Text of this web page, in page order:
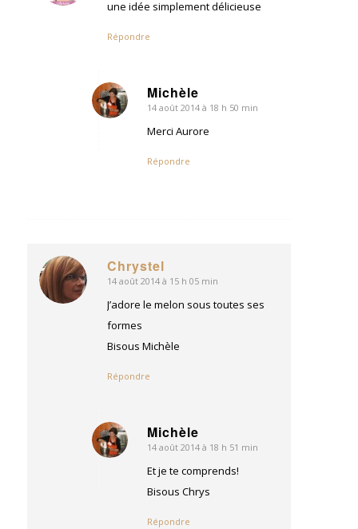
une idée simplement délicieuse
Répondre
Michèle
dit
14 août 2014 à 18 h 50 min
Merci Aurore
Répondre
Chrystel
dit
:
14 août 2014 à 15 h 05 min
J’adore le melon sous toutes ses
formes
Bisous Michèle
Répondre
Michèle
dit
14 août 2014 à 18 h 51 min
Et je te comprends!
Bisous Chrys
Répondre